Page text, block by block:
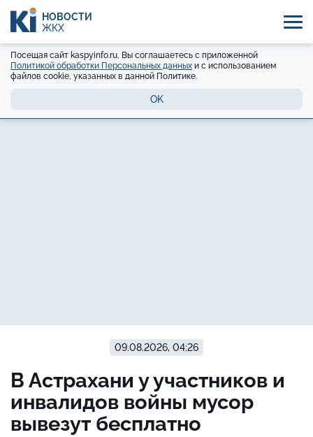
НОВОСТИ
ЖКХ
Посещая сайт kaspyinfo.ru, Вы соглашаетесь с приложенной
Политикой обработки Персональных данных и с использованием
файлов cookie, указанных в данной Политике.
OK
09.08.2026, 04:26
В Астрахани у участников и
инвалидов войны мусор
вывезут бесплатно